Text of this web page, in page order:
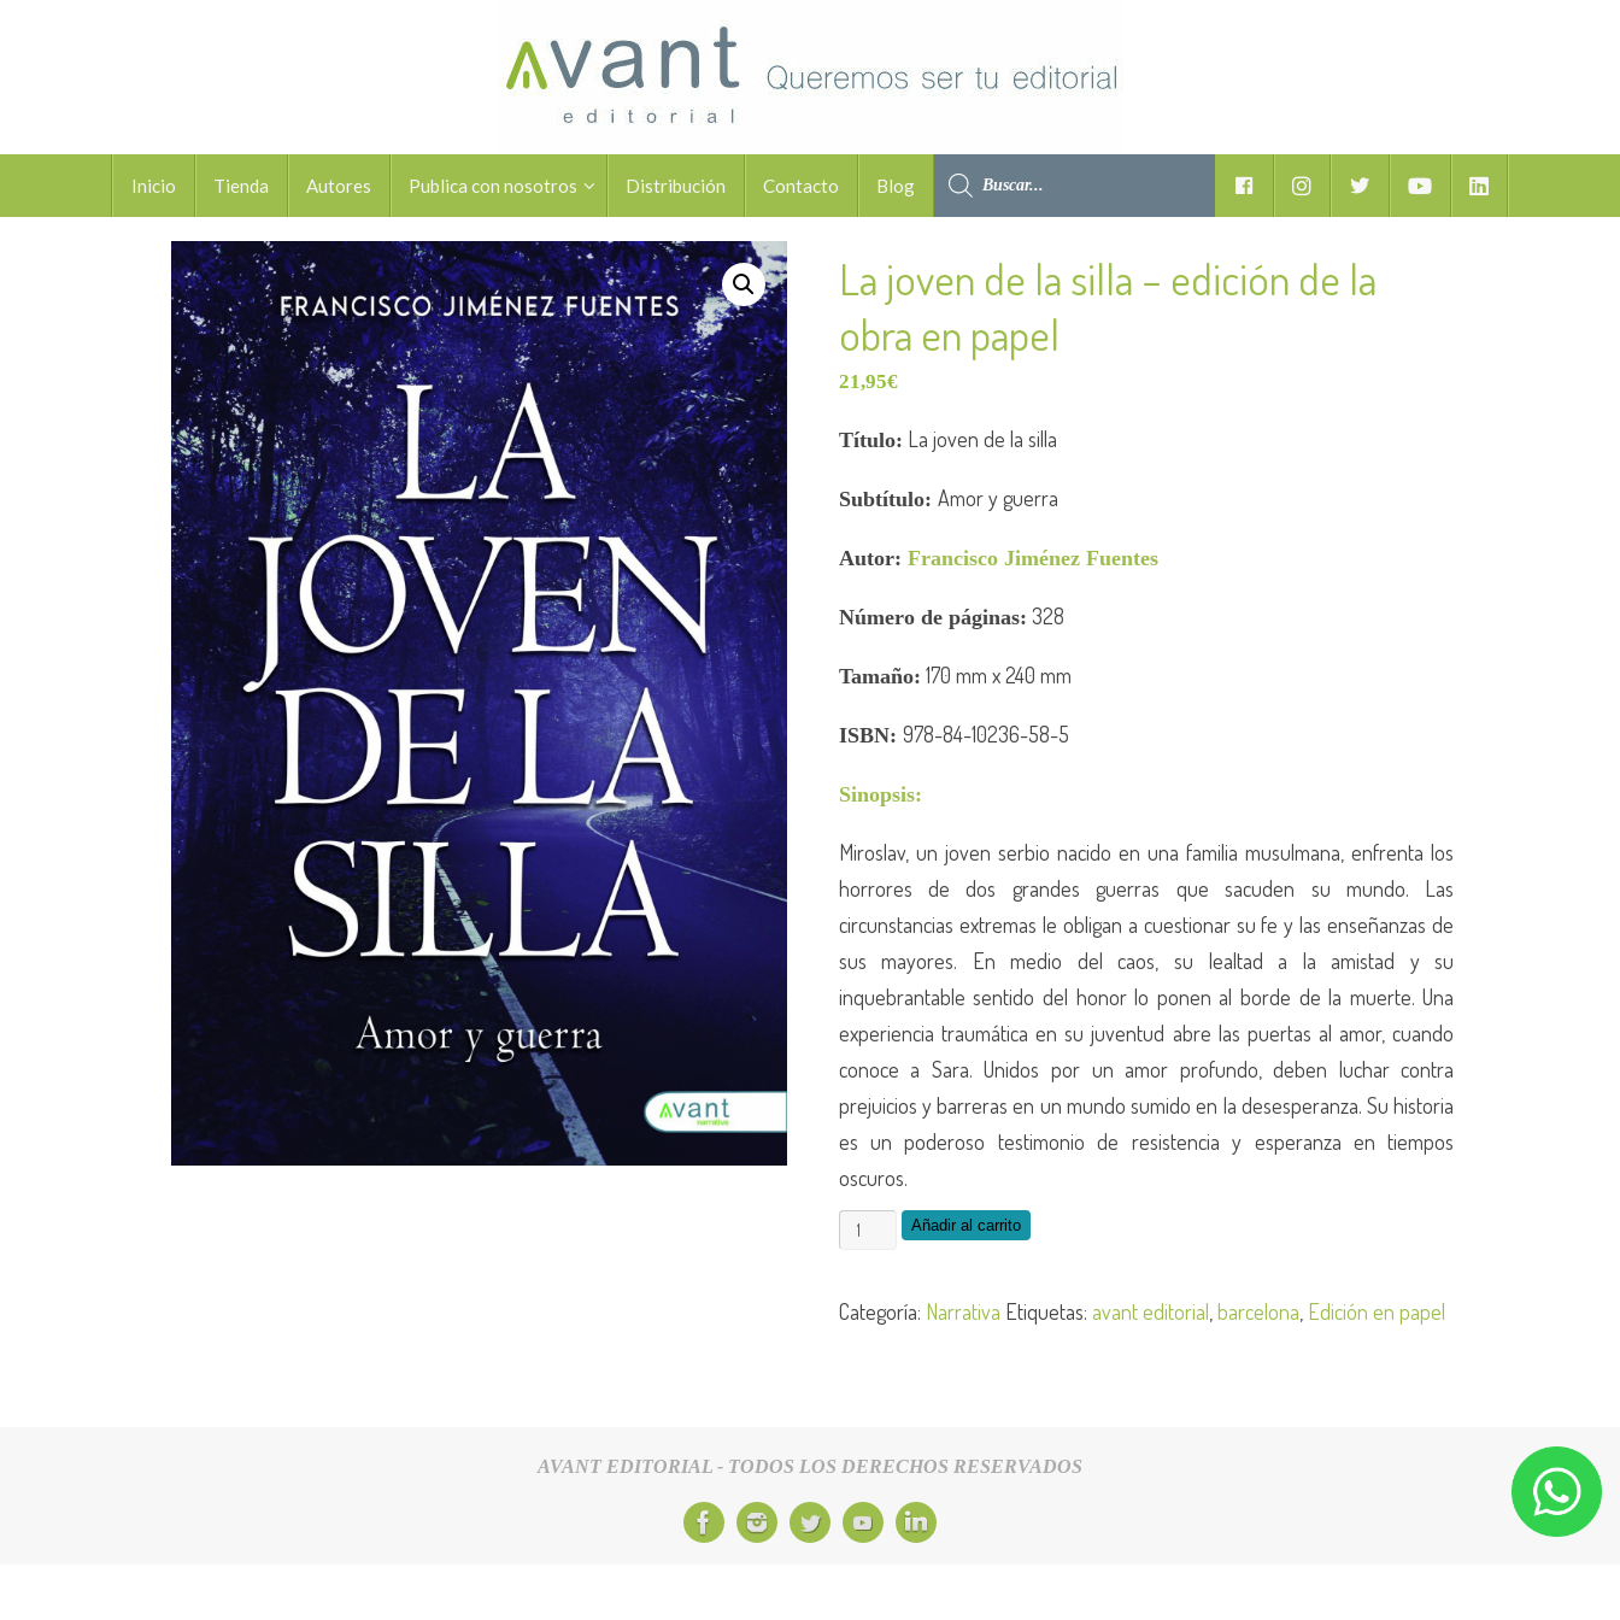
Inicio Tienda Autores Publica con nosotros Distribución Contacto Blog
Facebook YoutubeLinkedIn
La joven de la silla – edición de la
obra en papel
21,95€
Título: La joven de la silla
Subtítulo: Amor y guerra
Autor: Francisco Jiménez Fuentes
Número de páginas: 328
Tamaño: 170 mm x 240 mm
ISBN: 978-84-10236-58-5
Sinopsis:
Miroslav, un joven serbio nacido en una familia musulmana, enfrenta los
horrores de dos grandes guerras que sacuden su mundo. Las
circunstancias extremas le obligan a cuestionar su fe y las enseñanzas de
sus mayores. En medio del caos, su lealtad a la amistad y su
inquebrantable sentido del honor lo ponen al borde de la muerte. Una
experiencia traumática en su juventud abre las puertas al amor, cuando
conoce a Sara. Unidos por un amor profundo, deben luchar contra
prejuicios y barreras en un mundo sumido en la desesperanza. Su historia
es un poderoso testimonio de resistencia y esperanza en tiempos
oscuros.
Añadir al carrito
Categoría: Narrativa Etiquetas: avant editorial barcelona Edición en papel
AVANT EDITORIAL - TODOS LOS DERECHOS RESERVADOS